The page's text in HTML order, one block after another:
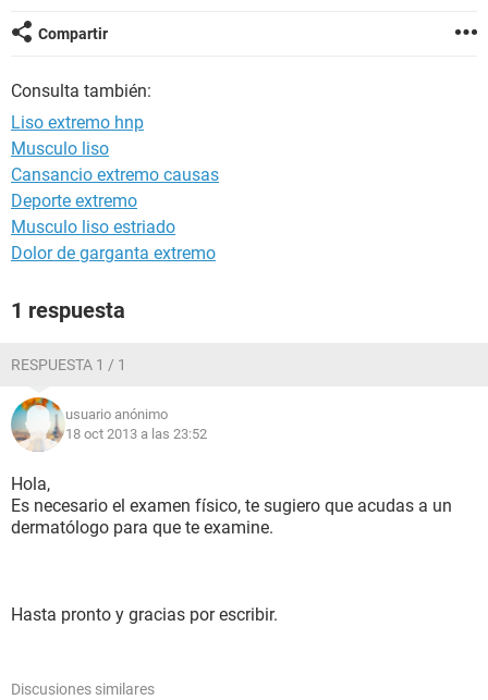
Compartir
Consulta también:
Liso extremo hnp
Musculo liso
Cansancio extremo causas
Deporte extremo
Musculo liso estriado
Dolor de garganta extremo
1 respuesta
RESPUESTA 1 / 1
usuario anónimo
18 oct 2013 a las 23:52
Hola,
Es necesario el examen físico, te sugiero que acudas a un
dermatólogo para que te examine.
Hasta pronto y gracias por escribir.
Discusiones similares